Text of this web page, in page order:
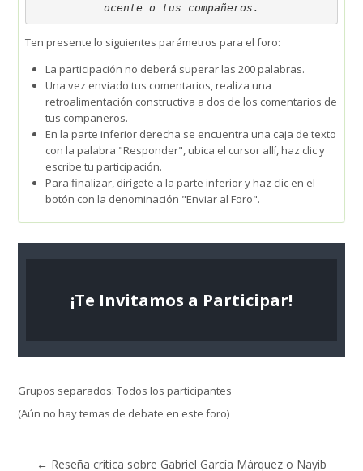
ocente o tus compañeros.
Ten presente lo siguientes parámetros para el foro:
La participación no deberá superar las 200 palabras.
Una vez enviado tus comentarios, realiza una
retroalimentación constructiva a dos de los comentarios de
tus compañeros.
En la parte inferior derecha se encuentra una caja de texto
con la palabra "Responder", ubica el cursor allí, haz clic y
escribe tu participación.
Para finalizar, dirígete a la parte inferior y haz clic en el
botón con la denominación "Enviar al Foro".
¡Te Invitamos a Participar!
Grupos separados: Todos los participantes
(Aún no hay temas de debate en este foro)
← Reseña crítica sobre Gabriel García Márquez o Nayib